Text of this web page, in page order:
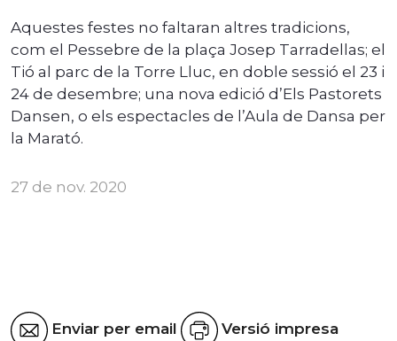
Aquestes festes no faltaran altres tradicions,
com el Pessebre de la plaça Josep Tarradellas; el
Tió al parc de la Torre Lluc, en doble sessió el 23 i
24 de desembre; una nova edició d’Els Pastorets
Dansen, o els espectacles de l’Aula de Dansa per
la Marató.
27 de nov. 2020
Enviar per email Versió impresa